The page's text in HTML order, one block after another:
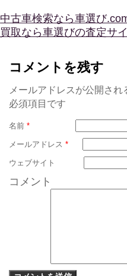
中古車検索なら車選び
買取なら車選びの査定サ
コメントを残す
メールアドレスが公開さ
必須項目です
名前 *
メールアドレス *
ウェブサイト
コメント